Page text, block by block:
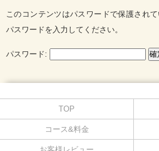
このコンテンツはパスワードで保護され
パスワードを入力してください。
パスワード:
TOP
コース&料金